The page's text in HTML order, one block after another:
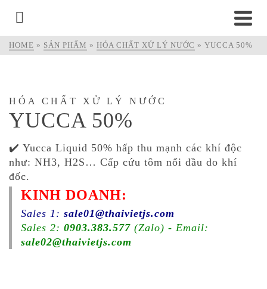
HOME » SẢN PHẨM » HÓA CHẤT XỬ LÝ NƯỚC » YUCCA 50%
HÓA CHẤT XỬ LÝ NƯỚC
YUCCA 50%
✔️ Yucca Liquid 50% hấp thu mạnh các khí độc
như: NH3, H2S… Cấp cứu tôm nổi đầu do khí
đốc.
KINH DOANH:
Sales 1: sale01@thaivietjs.com
Sales 2: 0903.383.577 (Zalo) - Email:
sale02@thaivietjs.com